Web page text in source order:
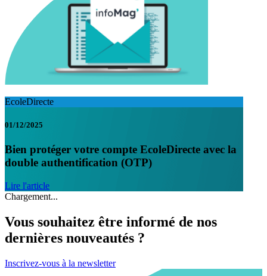
EcoleDirecte
01/12/2025
Bien protéger votre compte EcoleDirecte avec la
double authentification (OTP)
Lire l'article
Chargement...
Vous souhaitez être informé de nos
dernières nouveautés ?
Inscrivez-vous à la newsletter